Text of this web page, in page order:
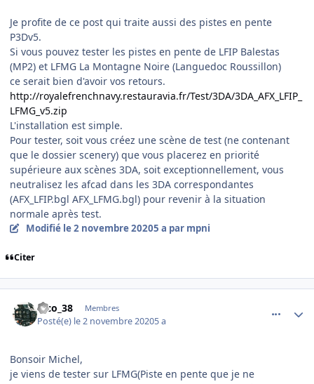
Je profite de ce post qui traite aussi des pistes en pente
P3Dv5.
Si vous pouvez tester les pistes en pente de LFIP Balestas
(MP2) et LFMG La Montagne Noire (Languedoc Roussillon)
ce serait bien d'avoir vos retours.
http://royalefrenchnavy.restauravia.fr/Test/3DA/3DA_AFX_LFIP_
LFMG_v5.zip
L'installation est simple.
Pour tester, soit vous créez une scène de test (ne contenant
que le dossier scenery) que vous placerez en priorité
supérieure aux scènes 3DA, soit exceptionnellement, vous
neutralisez les afcad dans les 3DA correspondantes
(AFX_LFIP.bgl AFX_LFMG.bgl) pour revenir à la situation
normale après test.
Modifié le 2 novembre 20205 a par mpni
Citer
nico_38 Membres
Posté(e) le 2 novembre 20205 a
Bonsoir Michel,
je viens de tester sur LFMG(Piste en pente que je ne